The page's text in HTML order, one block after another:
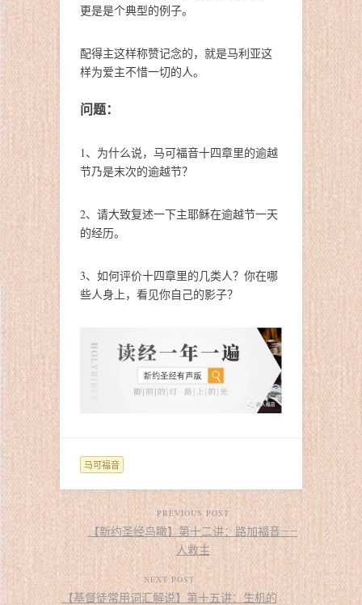
更是是个典型的例子。
配得主这样称赞记念的，就是马利亚这
样为爱主不惜一切的人。
问题：
1、为什么说，马可福音十四章里的逾越
节乃是末次的逾越节？
2、请大致复述一下主耶稣在逾越节一天
的经历。
3、如何评价十四章里的几类人？你在哪
些人身上，看见你自己的影子？
马可福音
PREVIOUS POST
【新约圣经鸟瞰】第十二讲：路加福音——
人救主
NEXT POST
【基督徒常用词汇解说】第十五讲：生机的